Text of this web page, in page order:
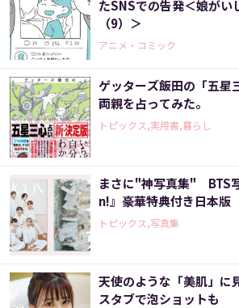
たSNSでの告発＜娘がい
（9）＞
アニメ・コミック
ゲッターズ飯田の「五星
両親を占ってみた。
トピックス,実用書,暮らし
まさに"神写真集" BTS
n!』豪華特典付き日本版
トピックス,写真集
天使のような「美肌」に
スタブで泡ショットも